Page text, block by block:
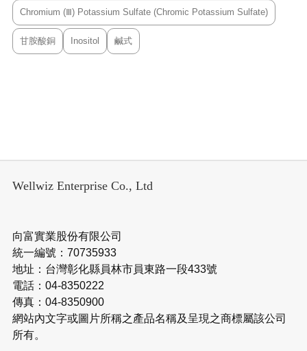
Chromium (Ⅲ) Potassium Sulfate (Chromic Potassium Sulfate)
甘胺酸銅 Inositol 鹹式
Wellwiz Enterprise Co., Ltd
向富實業股份有限公司
統一編號：70735933
地址：台灣彰化縣員林市員東路一段433號
電話：04-8350222
傳真：04-8350900
網站內文字或圖片所稱之產品名稱及呈現之商標屬該公司
所有。